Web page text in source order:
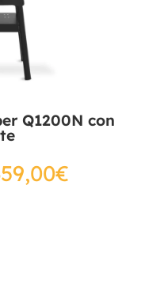
Q1200N con
€